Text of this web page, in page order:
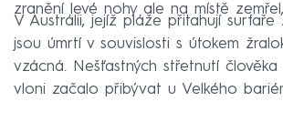
zranění levé nohy ale na místě
V Austrálii, jejíž pláže přitahují
jsou úmrtí v souvislosti s útokem
vzácná. Nešťastných střetnutí
vloni začalo přibývat u Velkého